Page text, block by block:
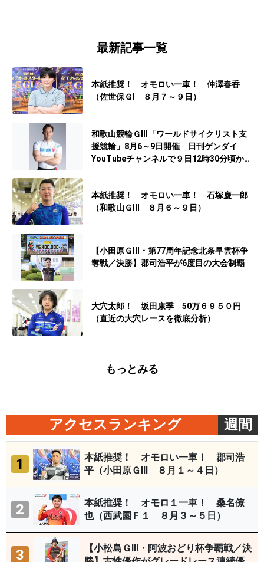
最新記事一覧
本紙推奨！ オモロい一車！ 仲澤春香
（佐世保ＧⅠ ８月７～９日）
和歌山競輪ＧⅢ「ワールドサイクリスト支
援競輪」8月6～9日開催 日刊ゲンダイ
YouTubeチャンネルで９日12時30分頃から
本紙推奨！ オモロい一車！ 石塚慶一郎
（和歌山ＧⅢ ８月６～９日）
【小田原ＧⅢ・第77周年記念北条早雲杯争
奪戦／決勝】郡司浩平が6度目の大会制覇
大穴太郎！ 坂田康季 50万６９５０円
（直近の大穴レースを徹底分析）
もっとみる
アクセスランキング 週間
1
本紙推奨！ オモロい一車！ 郡司浩
平（小田原ＧⅢ ８月１～４日）
2
本紙推奨！ オモロ１一車！ 桑名僚
也（西武園Ｆ１ ８月３～５日）
3
【小松島ＧⅢ・阿波おどり杯争覇戦／決